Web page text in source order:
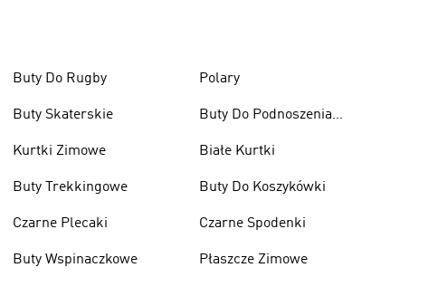
Buty Do Rugby
Buty Skaterskie
Kurtki Zimowe
Buty Trekkingowe
Czarne Plecaki
Buty Wspinaczkowe
Polary
Buty Do Podnoszenia
Białe Kurtki
Buty Do Koszykówki
Czarne Spodenki
Płaszcze Zimowe